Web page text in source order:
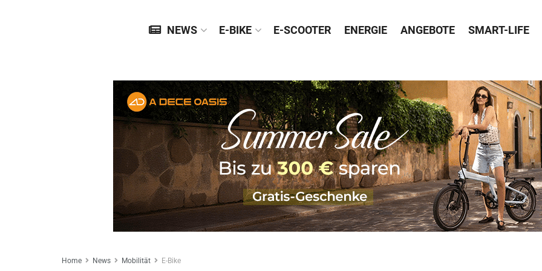
NEWS E-BIKE E-SCOOTER ENERGIE ANGEBOTE SMART-LIFE
Home News Mobilität E-Bike